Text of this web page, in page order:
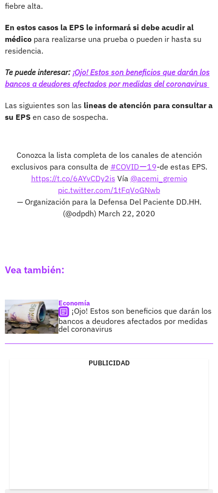
fiebre alta.
En estos casos la EPS le informará si debe acudir al
médico para realizarse una prueba o pueden ir hasta su
residencia.
Te puede interesar: ¡Ojo! Estos son beneficios que darán los
bancos a deudores afectados por medidas del coronavirus
Las siguientes son las lineas de atención para consultar a
su EPS en caso de sospecha.
Conozca la lista completa de los canales de atención
exclusivos para consulta de #COVIDー19-de estas EPS.
https://t.co/6AYvCDy2is Vía @acemi_gremio
pic.twitter.com/1tFqVoGNwb
— Organización para la Defensa Del Paciente DD.HH.
(@odpdh) March 22, 2020
Vea también:
Economía
¡Ojo! Estos son beneficios que darán los
bancos a deudores afectados por medidas
del coronavirus
PUBLICIDAD